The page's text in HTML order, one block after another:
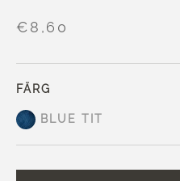
€8,60
FÄRG
BLUE TIT